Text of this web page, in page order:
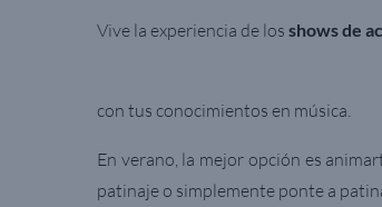
Vive la experiencia de los shows de
con tus conocimientos en música.
En verano, la mejor opción es
patinaje o simplemente ponte a